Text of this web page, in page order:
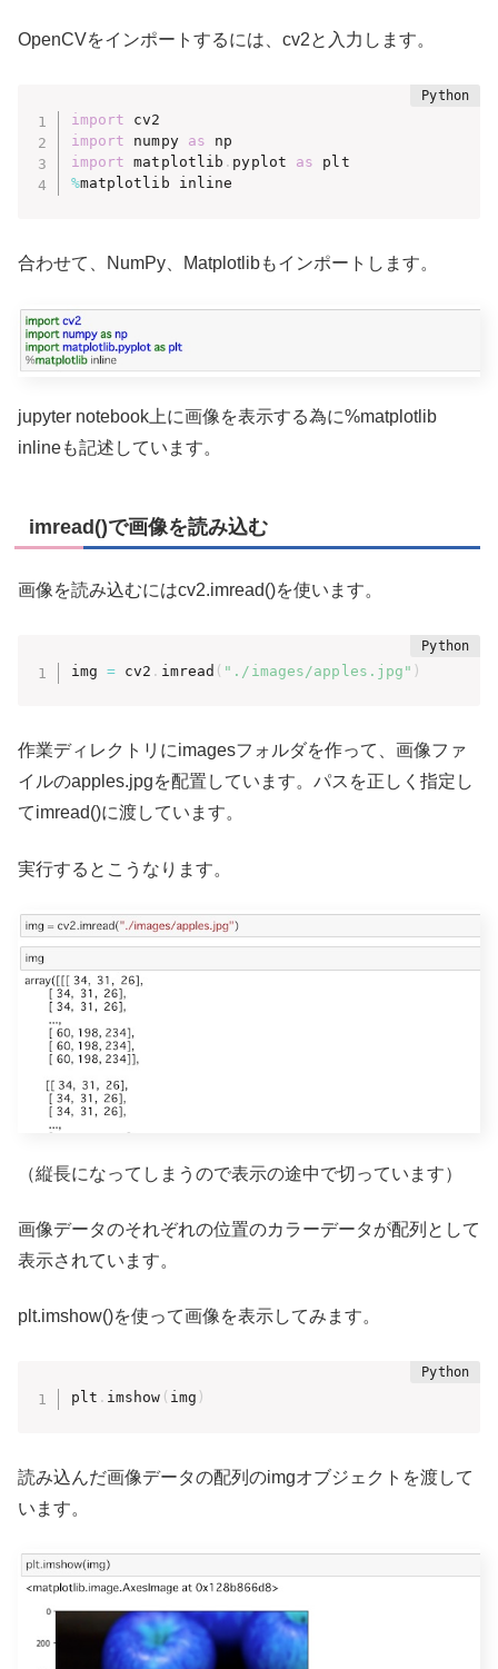
OpenCVをインポートするには、cv2と入力します。
import
import numpy as
import matplotlib . pyplot as
%matplotlib inline
合わせて、NumPy、Matplotlibもインポートします。
jupyter notebook上に画像を表示する為に%matplotlib
inlineも記述しています。
imread()で画像を読み込む
画像を読み込むにはcv2.imread()を使います。
img = cv2 . imread ( "./images/apples.jpg" )
作業ディレクトリにimagesフォルダを作って、画像ファ
イルのapples.jpgを配置しています。パスを正しく指定し
てimread()に渡しています。
実行するとこうなります。
（縦長になってしまうので表示の途中で切っています）
画像データのそれぞれの位置のカラーデータが配列として
表示されています。
plt.imshow()を使って画像を表示してみます。
plt . imshow ( img )
読み込んだ画像データの配列のimgオブジェクトを渡して
います。